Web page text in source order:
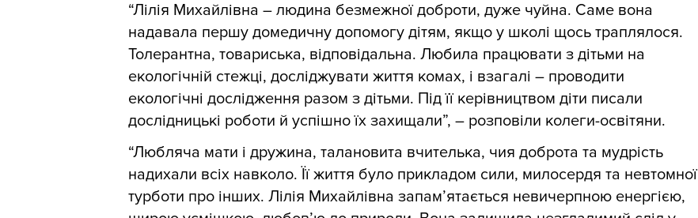
“Лілія Михайлівна – людина безмежної доброти, дуже чуйна. Саме вона
надавала першу домедичну допомогу дітям, якщо у школі щось траплялося.
Толерантна, товариська, відповідальна. Любила працювати з дітьми на
екологічній стежці, досліджувати життя комах, і взагалі – проводити
екологічні дослідження разом з дітьми. Під її керівництвом діти писали
дослідницькі роботи й успішно їх захищали”, – розповіли колеги-освітяни.
“Любляча мати і дружина, талановита вчителька, чия доброта та мудрість
надихали всіх навколо. Її життя було прикладом сили, милосердя та невтомної
турботи про інших. Лілія Михайлівна запам’ятається невичерпною енергією,